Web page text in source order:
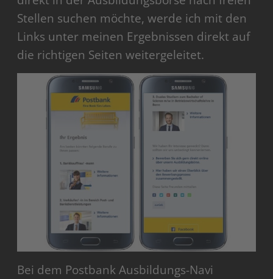
Stellen suchen möchte, werde ich mit den
Links unter meinen Ergebnissen direkt auf
die richtigen Seiten weitergeleitet.
Bei dem Postbank Ausbildungs-Navi